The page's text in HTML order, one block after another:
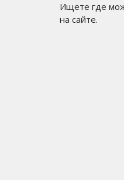
Ищете где
на сайте.